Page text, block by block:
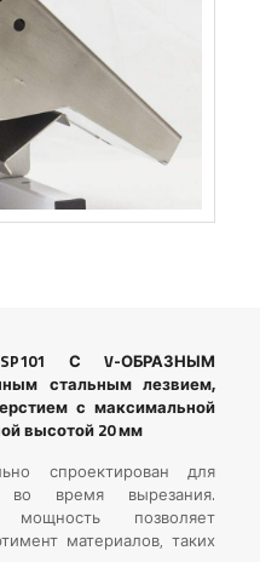
С V-ОБРАЗНЫМ
стальным лезвием,
с максимальной
высотой 20 мм
спроектирован для
во время вырезания.
мощность позволяет
материалов, таких